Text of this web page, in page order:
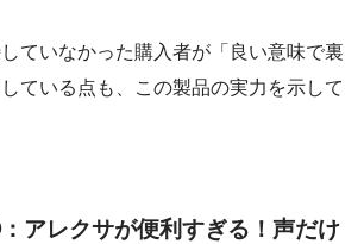
ていなかった購入者が「良い意味で裏
ている点も、この製品の実力を示して
アレクサが便利すぎる！声だけ